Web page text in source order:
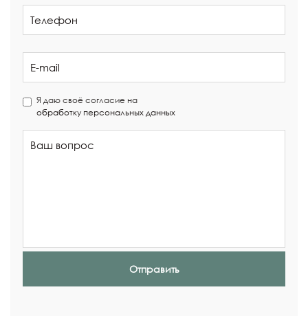
Я даю своё согласие на
обработку персональных данных
Отправить